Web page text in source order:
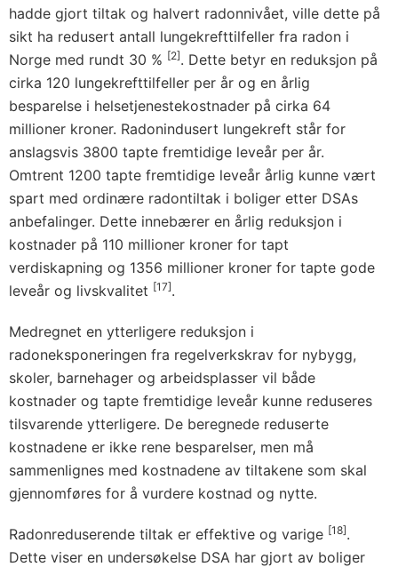
hadde gjort tiltak og halvert radonnivået, ville dette på
sikt ha redusert antall lungekrefttilfeller fra radon i
Norge med rundt 30 % [2]. Dette betyr en reduksjon på
cirka 120 lungekrefttilfeller per år og en årlig
besparelse i helsetjenestekostnader på cirka 64
millioner kroner. Radonindusert lungekreft står for
anslagsvis 3800 tapte fremtidige leveår per år.
Omtrent 1200 tapte fremtidige leveår årlig kunne vært
spart med ordinære radontiltak i boliger etter DSAs
anbefalinger. Dette innebærer en årlig reduksjon i
kostnader på 110 millioner kroner for tapt
verdiskapning og 1356 millioner kroner for tapte gode
leveår og livskvalitet [17].
Medregnet en ytterligere reduksjon i
radoneksponeringen fra regelverkskrav for nybygg,
skoler, barnehager og arbeidsplasser vil både
kostnader og tapte fremtidige leveår kunne reduseres
tilsvarende ytterligere. De beregnede reduserte
kostnadene er ikke rene besparelser, men må
sammenlignes med kostnadene av tiltakene som skal
gjennomføres for å vurdere kostnad og nytte.
Radonreduserende tiltak er effektive og varige [18].
Dette viser en undersøkelse DSA har gjort av boliger